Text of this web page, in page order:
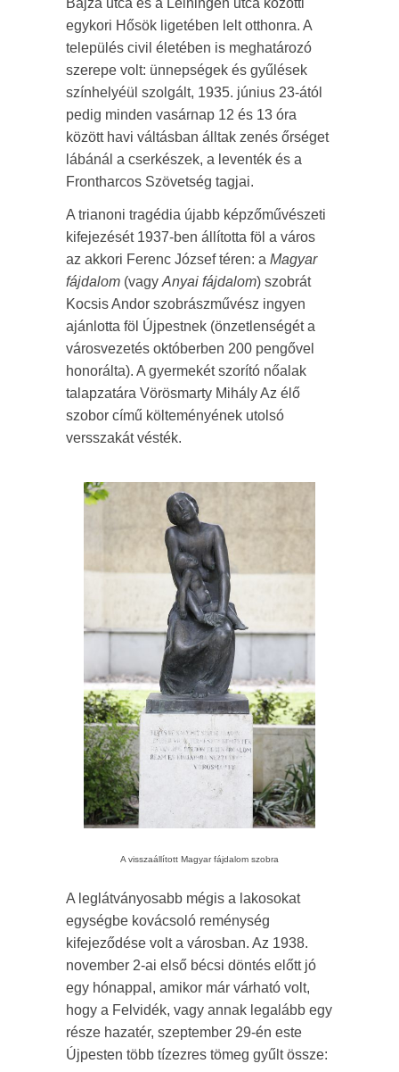
egykori Hősök ligetében lelt otthonra. A
település civil életében is meghatározó
szerepe volt: ünnepségek és gyűlések
színhelyéül szolgált, 1935. június 23-ától
pedig minden vasárnap 12 és 13 óra
között havi váltásban álltak zenés őrséget
lábánál a cserkészek, a leventék és a
Frontharcos Szövetség tagjai.
A trianoni tragédia újabb képzőművészeti
kifejezését 1937-ben állította föl a város
az akkori Ferenc József téren: a Magyar
fájdalom (vagy Anyai fájdalom) szobrát
Kocsis Andor szobrászművész ingyen
ajánlotta föl Újpestnek (önzetlenségét a
városvezetés októberben 200 pengővel
honorálta). A gyermekét szorító nőalak
talapzatára Vörösmarty Mihály Az élő
szobor című költeményének utolsó
versszakát vésték.
A visszaállított Magyar fájdalom szobra
A leglátványosabb mégis a lakosokat
egységbe kovácsoló reménység
kifejeződése volt a városban. Az 1938.
november 2-ai első bécsi döntés előtt jó
egy hónappal, amikor már várható volt,
hogy a Felvidék, vagy annak legalább egy
része hazatér, szeptember 29-én este
Újpesten több tízezres tömeg gyűlt össze: